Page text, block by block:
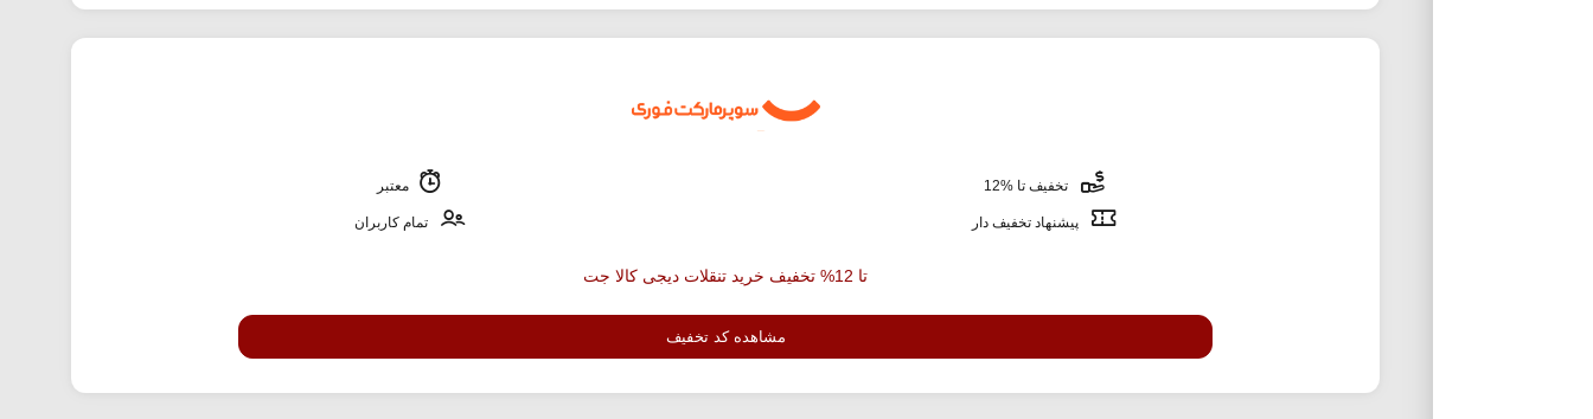
تخفیف تا %12 معتبر
پیشنهاد تخفیف دار تمام کاربران
تا 12% تخفیف خرید تنقلات دیجی کالا جت
مشاهده کد تخفیف